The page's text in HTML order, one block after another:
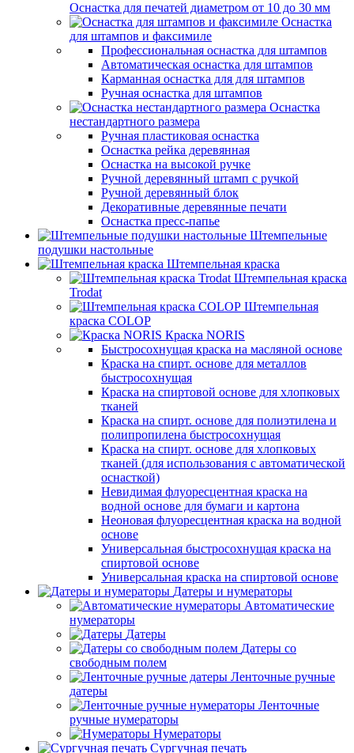
Оснастка для печатей диаметром от 10 до 30 мм
Оснастка
для штампов и факсимиле
Профессиональная оснастка для штампов
Автоматическая оснастка для штампов
Карманная оснастка для для штампов
Ручная оснастка для штампов
Оснастка
нестандартного размера
Ручная пластиковая оснастка
Оснастка рейка деревянная
Оснастка на высокой ручке
Ручной деревянный штамп с ручкой
Ручной деревянный блок
Декоративные деревянные печати
Оснастка пресс-папье
Штемпельные
подушки настольные
Штемпельная краска
Штемпельная краска
Trodat
Штемпельная
краска COLOP
Краска NORIS
Быстросохнущая краска на масляной основе
Краска на спирт. основе для металлов
быстросохнущая
Краска на спиртовой основе для хлопковых
тканей
Краска на спирт. основе для полиэтилена и
полипропилена быстросохнущая
Краска на спирт. основе для хлопковых
тканей (для использования с автоматической
оснасткой)
Невидимая флуоресцентная краска на
водной основе для бумаги и картона
Неоновая флуоресцентная краска на водной
основе
Универсальная быстросохнущая краска на
спиртовой основе
Универсальная краска на спиртовой основе
Датеры и нумераторы
Автоматические
нумераторы
Датеры
Датеры со
свободным полем
Ленточные ручные
датеры
Ленточные
ручные нумераторы
Нумераторы
Сургучная печать